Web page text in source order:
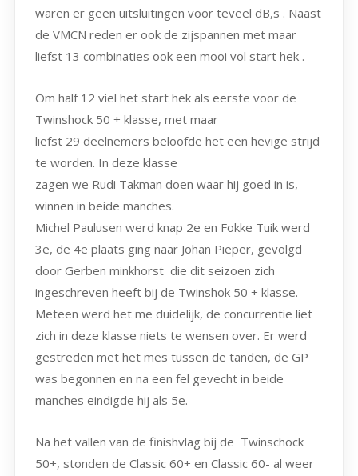
waren er geen uitsluitingen voor teveel dB,s . Naast
de VMCN reden er ook de zijspannen met maar
liefst 13 combinaties ook een mooi vol start hek .
Om half 12 viel het start hek als eerste voor de
Twinshock 50 + klasse, met maar
liefst 29 deelnemers beloofde het een hevige strijd
te worden. In deze klasse
zagen we Rudi Takman doen waar hij goed in is,
winnen in beide manches.
Michel Paulusen werd knap 2e en Fokke Tuik werd
3e, de 4e plaats ging naar Johan Pieper, gevolgd
door Gerben minkhorst die dit seizoen zich
ingeschreven heeft bij de Twinshok 50 + klasse.
Meteen werd het me duidelijk, de concurrentie liet
zich in deze klasse niets te wensen over. Er werd
gestreden met het mes tussen de tanden, de GP
was begonnen en na een fel gevecht in beide
manches eindigde hij als 5e.
Na het vallen van de finishvlag bij de Twinschock
50+, stonden de Classic 60+ en Classic 60- al weer